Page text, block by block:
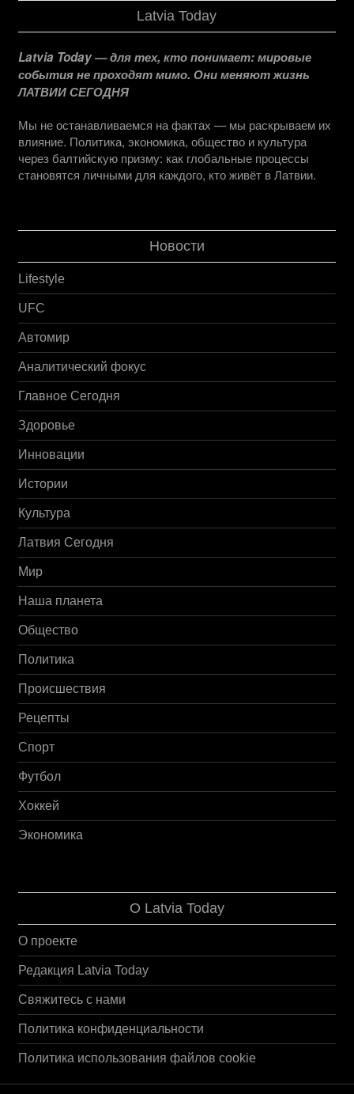
Latvia Today
Latvia Today — для тех, кто понимает: мировые
события не проходят мимо. Они меняют жизнь
ЛАТВИИ СЕГОДНЯ
Мы не останавливаемся на фактах — мы раскрываем их
влияние. Политика, экономика, общество и культура
через балтийскую призму: как глобальные процессы
становятся личными для каждого, кто живёт в Латвии.
Новости
Lifestyle
UFC
Автомир
Аналитический фокус
Главное Сегодня
Здоровье
Инновации
Истории
Культура
Латвия Сегодня
Мир
Наша планета
Общество
Политика
Происшествия
Рецепты
Спорт
Футбол
Хоккей
Экономика
О Latvia Today
О проекте
Редакция Latvia Today
Свяжитесь с нами
Политика конфиденциальности
Политика использования файлов cookie